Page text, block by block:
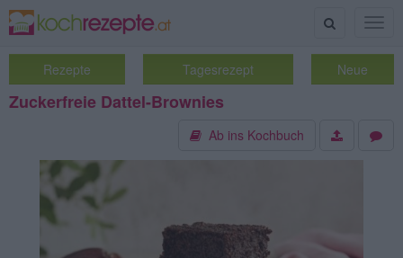
Suche
Rezepte Tagesrezept Neue
Zuckerfreie Dattel-Brownies
Ab ins Kochbuch